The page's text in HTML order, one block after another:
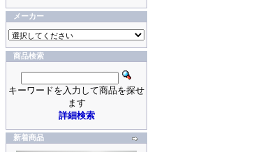
メーカー
商品検索
キーワードを入力して商品を探せ
ます
詳細検索
新着商品